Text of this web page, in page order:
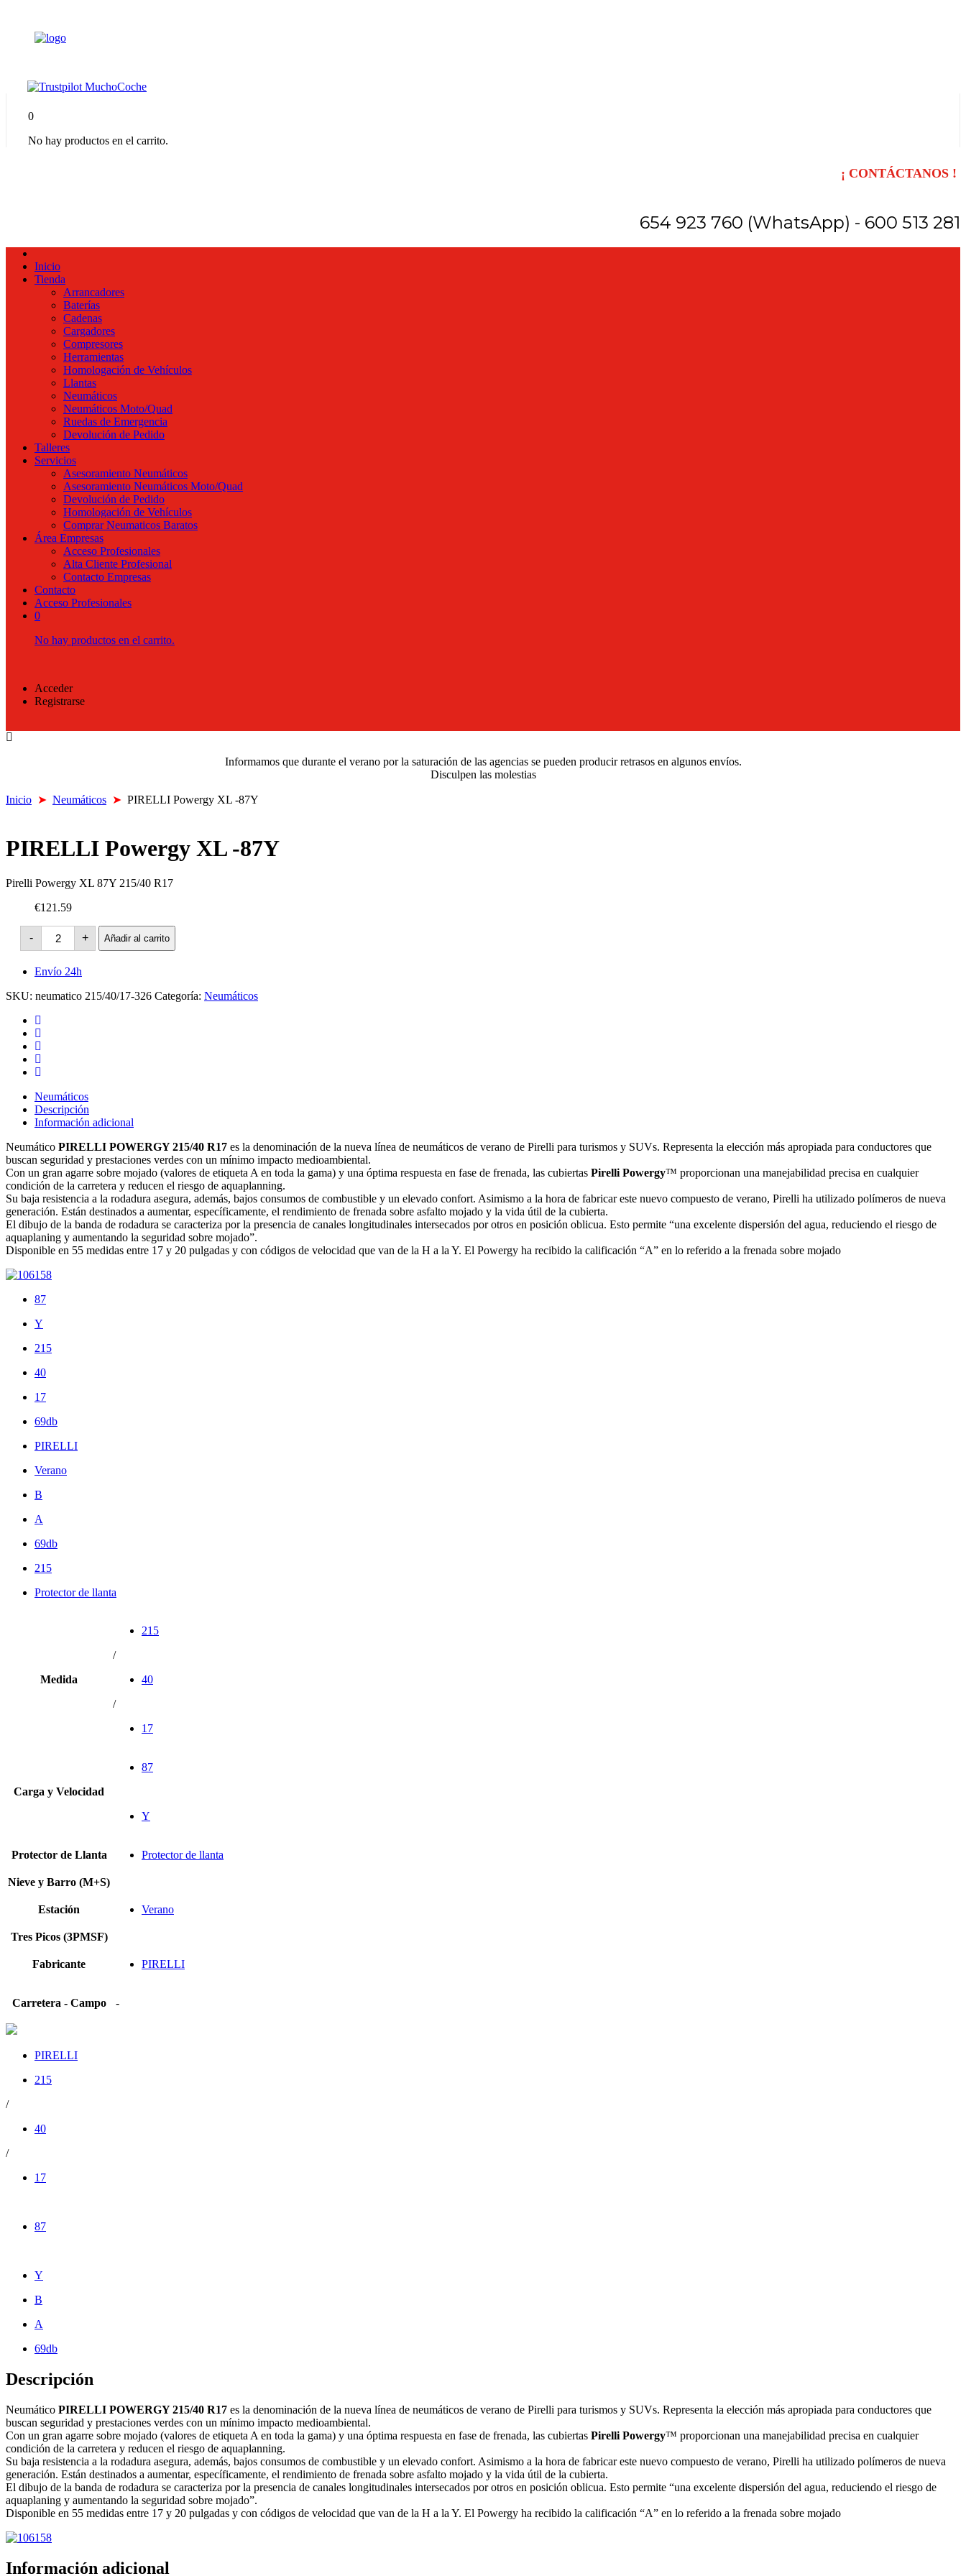
0
No hay productos en el carrito.
¡ CONTÁCTANOS !
654 923 760 (WhatsApp) - 600 513 281
Inicio
Tienda
Arrancadores
Baterías
Cadenas
Cargadores
Compresores
Herramientas
Homologación de Vehículos
Llantas
Neumáticos
Neumáticos Moto/Quad
Ruedas de Emergencia
Devolución de Pedido
Talleres
Servicios
Asesoramiento Neumáticos
Asesoramiento Neumáticos Moto/Quad
Devolución de Pedido
Homologación de Vehículos
Comprar Neumaticos Baratos
Área Empresas
Acceso Profesionales
Alta Cliente Profesional
Contacto Empresas
Contacto
Acceso Profesionales
0
No hay productos en el carrito.
Acceder
Registrarse
Informamos que durante el verano por la saturación de las agencias se pueden producir retrasos en algunos envíos.
Disculpen las molestias
Inicio ➤ Neumáticos ➤ PIRELLI Powergy XL -87Y
PIRELLI Powergy XL -87Y
Pirelli Powergy XL 87Y 215/40 R17
€121.59
-
PIRELLI
Powergy
XL
-87Y
cantidad
+ Añadir al carrito
Envío 24h
SKU: neumatico 215/40/17-326 Categoría: Neumáticos
Neumáticos
Descripción
Información adicional
Neumático PIRELLI POWERGY 215/40 R17 es la denominación de la nueva línea de neumáticos de verano de Pirelli para turismos y SUVs. Representa la elección más apropiada para conductores que
buscan seguridad y prestaciones verdes con un mínimo impacto medioambiental.
Con un gran agarre sobre mojado (valores de etiqueta A en toda la gama) y una óptima respuesta en fase de frenada, las cubiertas Pirelli Powergy™ proporcionan una manejabilidad precisa en cualquier
condición de la carretera y reducen el riesgo de aquaplanning.
Su baja resistencia a la rodadura asegura, además, bajos consumos de combustible y un elevado confort. Asimismo a la hora de fabricar este nuevo compuesto de verano, Pirelli ha utilizado polímeros de nueva
generación. Están destinados a aumentar, específicamente, el rendimiento de frenada sobre asfalto mojado y la vida útil de la cubierta.
El dibujo de la banda de rodadura se caracteriza por la presencia de canales longitudinales intersecados por otros en posición oblicua. Esto permite “una excelente dispersión del agua, reduciendo el riesgo de
aquaplaning y aumentando la seguridad sobre mojado”.
Disponible en 55 medidas entre 17 y 20 pulgadas y con códigos de velocidad que van de la H a la Y. El Powergy ha recibido la calificación “A” en lo referido a la frenada sobre mojado
87
Y
215
40
17
69db
PIRELLI
Verano
B
A
69db
215
Protector de llanta
Medida
215
/
40
/
17
Carga y Velocidad
87
Y
Protector de Llanta Protector de llanta
Nieve y Barro (M+S)
Estación Verano
Tres Picos (3PMSF)
Fabricante PIRELLI
Carretera - Campo -
PIRELLI
215
/
40
/
17
87
Y
B
A
69db
Descripción
Neumático PIRELLI POWERGY 215/40 R17 es la denominación de la nueva línea de neumáticos de verano de Pirelli para turismos y SUVs. Representa la elección más apropiada para conductores que
buscan seguridad y prestaciones verdes con un mínimo impacto medioambiental.
Con un gran agarre sobre mojado (valores de etiqueta A en toda la gama) y una óptima respuesta en fase de frenada, las cubiertas Pirelli Powergy™ proporcionan una manejabilidad precisa en cualquier
condición de la carretera y reducen el riesgo de aquaplanning.
Su baja resistencia a la rodadura asegura, además, bajos consumos de combustible y un elevado confort. Asimismo a la hora de fabricar este nuevo compuesto de verano, Pirelli ha utilizado polímeros de nueva
generación. Están destinados a aumentar, específicamente, el rendimiento de frenada sobre asfalto mojado y la vida útil de la cubierta.
El dibujo de la banda de rodadura se caracteriza por la presencia de canales longitudinales intersecados por otros en posición oblicua. Esto permite “una excelente dispersión del agua, reduciendo el riesgo de
aquaplaning y aumentando la seguridad sobre mojado”.
Disponible en 55 medidas entre 17 y 20 pulgadas y con códigos de velocidad que van de la H a la Y. El Powergy ha recibido la calificación “A” en lo referido a la frenada sobre mojado
Información adicional